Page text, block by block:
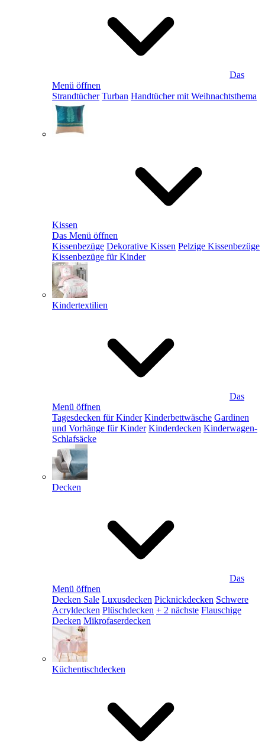
Das
Menü öffnen
Strandtücher Turban Handtücher mit Weihnachtsthema
Kissen
Das Menü öffnen
Kissenbezüge Dekorative Kissen Pelzige Kissenbezüge
Kissenbezüge für Kinder
Kindertextilien
Das
Menü öffnen
Tagesdecken für Kinder Kinderbettwäsche Gardinen
und Vorhänge für Kinder Kinderdecken Kinderwagen-
Schlafsäcke
Decken
Das
Menü öffnen
Decken Sale Luxusdecken Picknickdecken Schwere
Acryldecken Plüschdecken + 2 nächste Flauschige
Decken Mikrofaserdecken
Küchentischdecken